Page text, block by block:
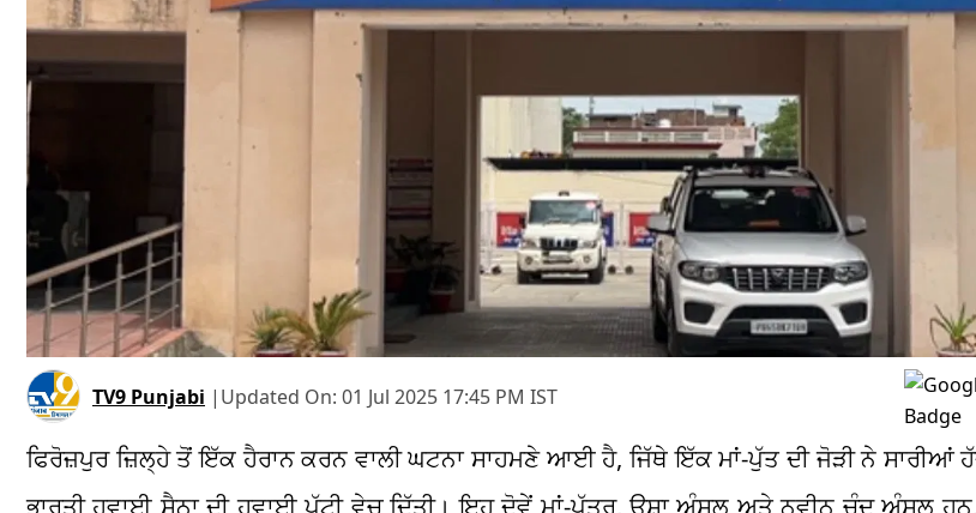
TV9 Punjabi | Updated On: 01 Jul 2025 17:45 PM IST
ਫਿਰੋਜ਼ਪੁਰ ਜ਼ਿਲ੍ਹੇ ਤੋਂ ਇੱਕ ਹੈਰਾਨ ਕਰਨ ਵਾਲੀ ਘਟਨਾ ਸਾਹਮਣੇ ਆਈ ਹੈ, ਜਿੱਥੇ ਇੱਕ ਮਾਂ-ਪੁੱਤ ਦੀ ਜੋੜੀ ਨੇ ਸਾਰੀਆਂ